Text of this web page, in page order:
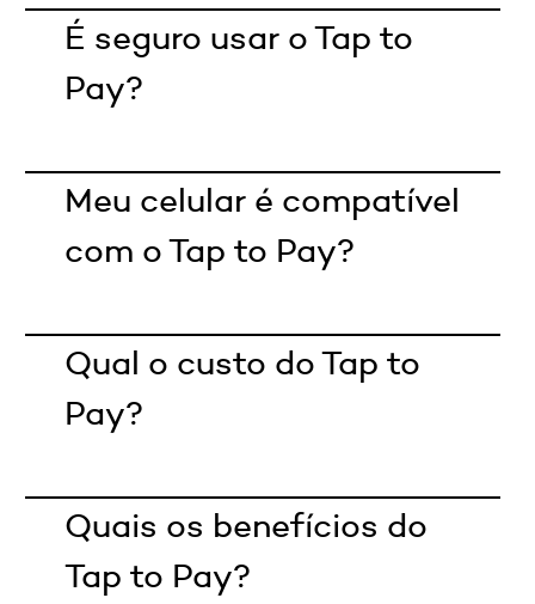
É seguro usar o Tap to
Pay?
Meu celular é compatível
com o Tap to Pay?
Qual o custo do Tap to
Pay?
Quais os benefícios do
Tap to Pay?